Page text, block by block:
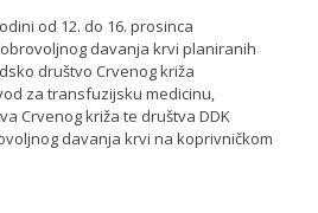
od 12. do 16. prosinca
davanja krvi planiranih
društvo Crvenog križa
za transfuzijsku medicinu,
Crvenog križa te društva DDK
davanja krvi na koprivničkom